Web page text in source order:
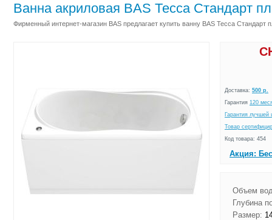
Ванна акриловая BAS Тесса Стандарт
Фирменный интернет-магазин BAS предлагает купить ванну BAS Тесса
Доставка: 500 р.
Гарантия 120
Гарантия лучшей
Товар
Код товара: 454
Акция:
Объем
Глубина
Размер: